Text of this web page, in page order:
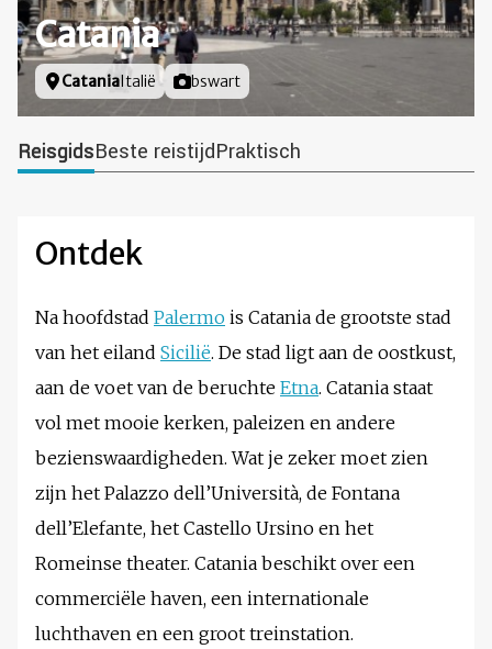
Catania
Locatie
Catania Italië Foto door
bswart
ReisgidsBeste reistijdPraktisch
Ontdek
Na hoofdstad Palermo is Catania de grootste stad
van het eiland Sicilië. De stad ligt aan de oostkust,
aan de voet van de beruchte Etna. Catania staat
vol met mooie kerken, paleizen en andere
bezienswaardigheden. Wat je zeker moet zien
zijn het Palazzo dell’Università, de Fontana
dell’Elefante, het Castello Ursino en het
Romeinse theater. Catania beschikt over een
commerciële haven, een internationale
luchthaven en een groot treinstation.